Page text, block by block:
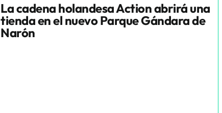
La cadena holandesa Action abrirá una
tienda en el nuevo Parque Gándara de
Narón